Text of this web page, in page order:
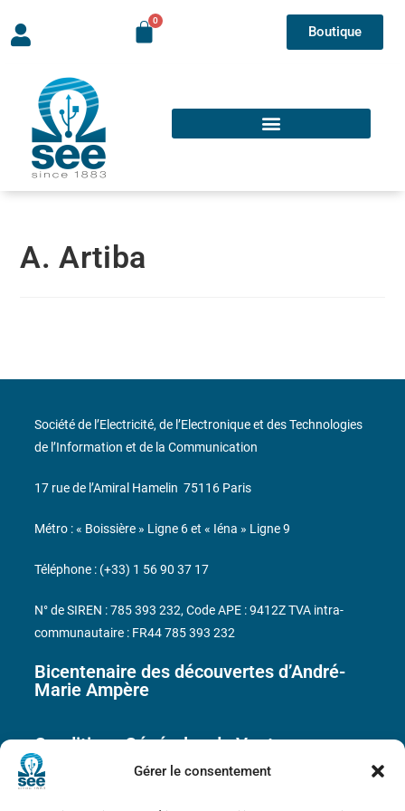
Gérer le consentement
Boutique
A. Artiba
Bicentenaire des découvertes d’André-
Marie Ampère
Conditions Générales de Vente
Société de l’Electricité, de l’Electronique et des Technologies
de l’Information et de la Communication
17 rue de l’Amiral Hamelin 75116 Paris
Métro : « Boissière » Ligne 6 et « Iéna » Ligne 9
Téléphone : (+33) 1 56 90 37 17
N° de SIREN : 785 393 232, Code APE : 9412Z TVA intra-
communautaire : FR44 785 393 232